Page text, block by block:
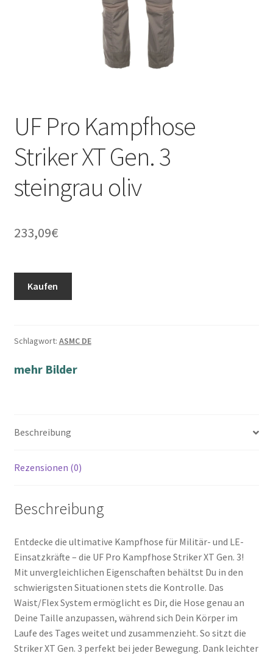
UF Pro Kampfhose
Striker XT Gen. 3
steingrau oliv
233,09€
Kaufen
Schlagwort: ASMC DE
mehr Bilder
Beschreibung
Rezensionen (0)
Beschreibung
Entdecke die ultimative Kampfhose für Militär- und LE-
Einsatzkräfte – die UF Pro Kampfhose Striker XT Gen. 3!
Mit unvergleichlichen Eigenschaften behältst Du in den
schwierigsten Situationen stets die Kontrolle. Das
Waist/Flex System ermöglicht es Dir, die Hose genau an
Deine Taille anzupassen, während sich Dein Körper im
Laufe des Tages weitet und zusammenzieht. So sitzt die
Striker XT Gen. 3 perfekt bei jeder Bewegung. Dank leichter